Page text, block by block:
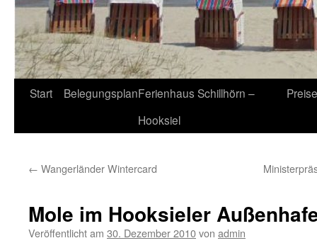
Start BelegungsplanFerienhaus Schillhörn –
Hooksiel
Preise
← Wangerländer Wintercard
Mole im Hooksieler
Veröffentlicht am 30. Dezember 2010von admin